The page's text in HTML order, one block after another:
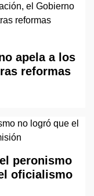
apela a los
reformas
peronismo
oficialismo